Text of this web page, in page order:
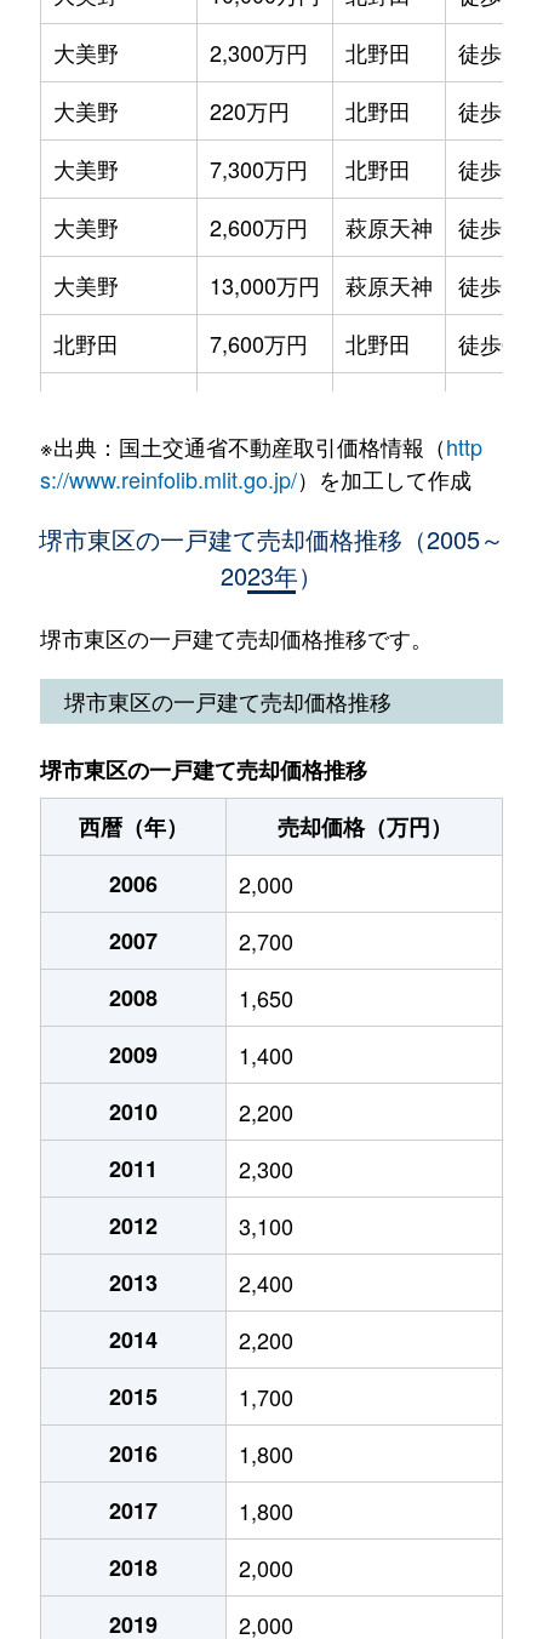
大美野
2,300万円 北野田
徒歩13
大美野
220万円 北野田
徒歩14
大美野
7,300万円 北野田
徒歩11
大美野
2,600万円 萩原天神
徒歩15
大美野
13,000万円 萩原天神
徒歩16
北野田
7,600万円 北野田
徒歩6分
北野田
3,500万円 北野田
徒歩13
220万円
北野田
22,000万円 北野田
北野田
14,000万円 北野田
北野田
2,200万円 北野田
徒歩4分
北野田
3,600万円 北野田
徒歩19
北野田
北野田
390万円
3,500万円
4,100万円
3,900万円
3,700万円
4,500万円
2,800万円
500万円
1,100万円
3,500万円
4,200万円
※出典：国土交通省不動産取引価格情報（http
s://www.reinfolib.mlit.go.jp/）を加工して作成
堺市東区の一戸建て売却価格推移（2005～
2023年）
堺市東区の一戸建て売却価格推移です。
堺市東区の一戸建て売却価格推移
堺市東区の一戸建て売却価格推移
西暦（年）
売却価格（万円）
2006
2,000
2007
2,700
2008
1,650
2009
1,400
2010
2,200
2011
2,300
2012
3,100
2013
2,400
2014
2,200
2015
1,700
2016
1,800
2017
1,800
2018
2,000
2019
2,000